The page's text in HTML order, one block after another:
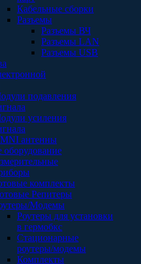
Кабельные сборки
Разъемы
Разъемы ВЧ
Разъемы LAN
Разъемы USB
подавления
усиления
антенны
оборудование
комплекты
Репитеры
Модемы
Роутеры для установки
в гермобкс
Стационарные
роутеры/модемы
Комплекты